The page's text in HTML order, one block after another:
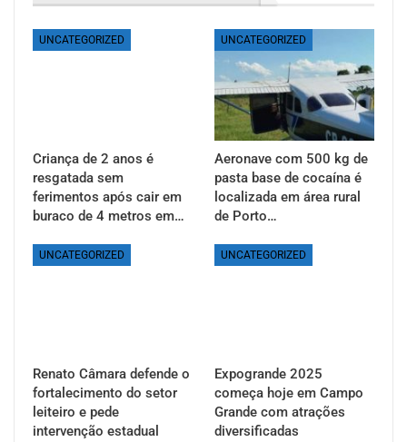
UNCATEGORIZED
Criança de 2 anos é
resgatada sem
ferimentos após cair em
buraco de 4 metros em…
UNCATEGORIZED
Aeronave com 500 kg de
pasta base de cocaína é
localizada em área rural
de Porto…
UNCATEGORIZED
Renato Câmara defende o
fortalecimento do setor
leiteiro e pede
intervenção estadual
UNCATEGORIZED
Expogrande 2025
começa hoje em Campo
Grande com atrações
diversificadas